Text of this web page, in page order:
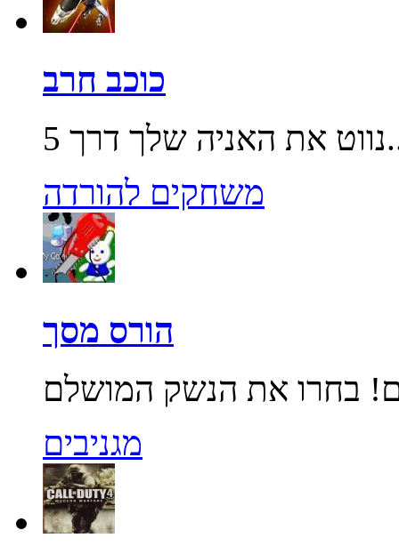
כוכב חרב
5...
משחקים להורדה
הורס מסך
מגניבים